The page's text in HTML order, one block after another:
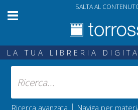
SALTA AL
LA TUA LIBRERIA
Ricerca avanzata | Naviga per